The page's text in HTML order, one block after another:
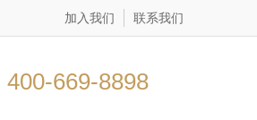
加入我们 联系我们
400-669-8898